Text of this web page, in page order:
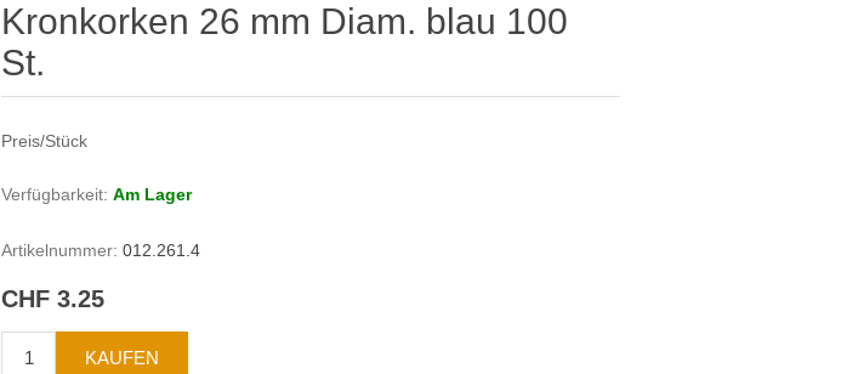
Kronkorken 26 mm Diam. blau 100
St.
Preis/Stück
Verfügbarkeit: Am Lager
Artikelnummer: 012.261.4
CHF 3.25